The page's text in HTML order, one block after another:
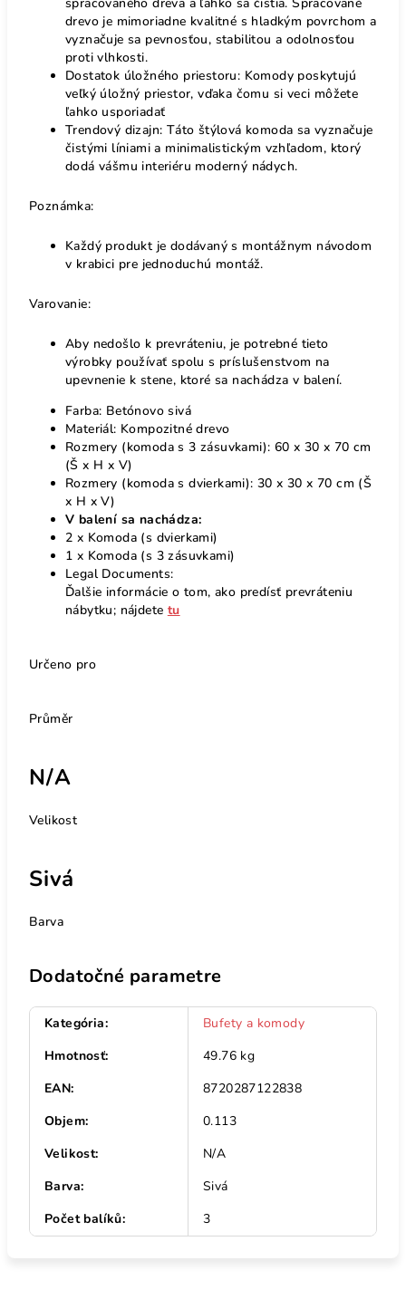
drevo je mimoriadne kvalitné s hladkým povrchom a
vyznačuje sa pevnosťou, stabilitou a odolnosťou
proti vlhkosti.
Dostatok úložného priestoru: Komody poskytujú
veľký úložný priestor, vďaka čomu si veci môžete
ľahko usporiadať
Trendový dizajn: Táto štýlová komoda sa vyznačuje
čistými líniami a minimalistickým vzhľadom, ktorý
dodá vášmu interiéru moderný nádych.
Poznámka:
Každý produkt je dodávaný s montážnym návodom
v krabici pre jednoduchú montáž.
Varovanie:
Aby nedošlo k prevráteniu, je potrebné tieto
výrobky používať spolu s príslušenstvom na
upevnenie k stene, ktoré sa nachádza v balení.
Farba: Betónovo sivá
Materiál: Kompozitné drevo
Rozmery (komoda s 3 zásuvkami): 60 x 30 x 70 cm
(Š x H x V)
Rozmery (komoda s dvierkami): 30 x 30 x 70 cm (Š
x H x V)
V balení sa nachádza:
2 x Komoda (s dvierkami)
1 x Komoda (s 3 zásuvkami)
Legal Documents:
Ďalšie informácie o tom, ako predísť prevráteniu
nábytku; nájdete tu
Určeno pro
Průměr
N/A
Velikost
Sivá
Barva
Dodatočné parametre
Kategória:
Bufety a komody
Hmotnosť:
49.76 kg
EAN:
8720287122838
Objem:
0.113
Velikost:
N/A
Barva:
Sivá
Počet balíků: 3